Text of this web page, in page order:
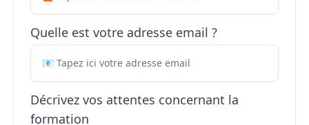
Quelle est votre adresse email ?
Décrivez vos attentes concernant la
formation